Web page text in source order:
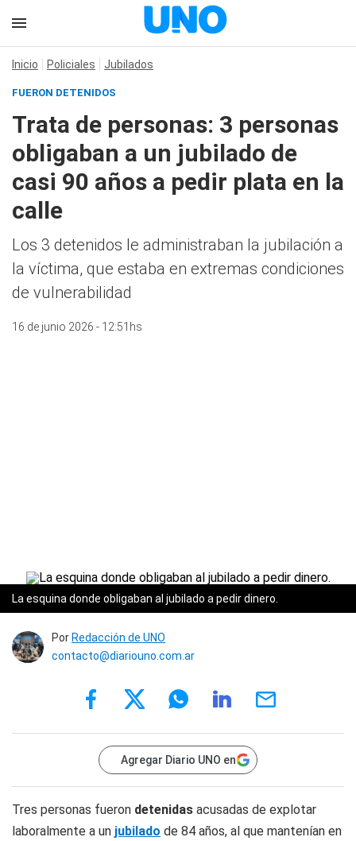
Inicio Policiales Jubilados
FUERON DETENIDOS
Trata de personas: 3 personas
obligaban a un jubilado de
casi 90 años a pedir plata en la
calle
Los 3 detenidos le administraban la jubilación a
la víctima, que estaba en extremas condiciones
de vulnerabilidad
16 de junio 2026 - 12:51hs
La esquina donde obligaban al jubilado a pedir dinero.
Por Redacción de UNO
contacto@diariouno.com.ar
Agregar Diario UNO en
Tres personas fueron detenidas acusadas de explotar
laboralmente a un jubilado de 84 años, al que mantenían en